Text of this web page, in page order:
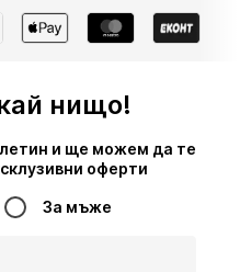
нищо!
и ще можем да те
оферти
За мъже